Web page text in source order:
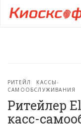
РИТЕЙЛ
КАССЫ-
САМООБСЛУЖИВАНИЯ
Ритейлер
касс-